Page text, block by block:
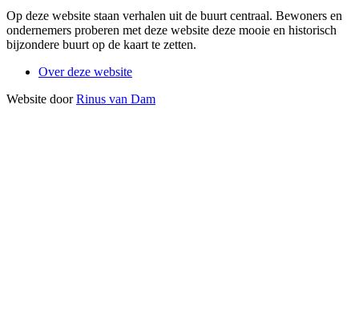
Op deze website staan verhalen uit de buurt centraal. Bewoners en
ondernemers proberen met deze website deze mooie en historisch
bijzondere buurt op de kaart te zetten.
Over deze website
Website doorRinus van Dam